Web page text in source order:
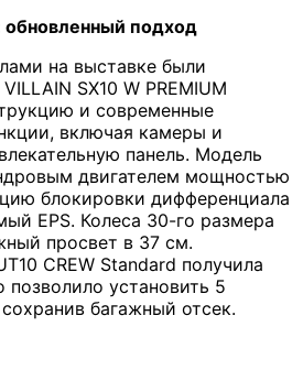
обновленный подход
на выставке были
SX10 W PREMIUM
и современные
включая камеры и
панель. Модель
двигателем мощностью
блокировки дифференциала
EPS. Колеса 30-го размера
просвет в 37 см.
CREW Standard получила
позволило установить 5
багажный отсек.